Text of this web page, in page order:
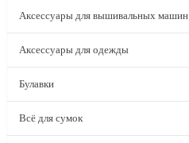
Аксессуары для вышивальных машин
Аксессуары для одежды
Булавки
Всё для сумок